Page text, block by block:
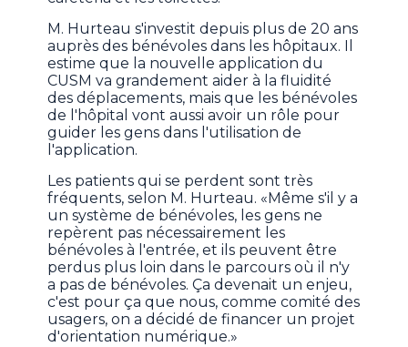
M. Hurteau s'investit depuis plus de 20 ans
auprès des bénévoles dans les hôpitaux. Il
estime que la nouvelle application du
CUSM va grandement aider à la fluidité
des déplacements, mais que les bénévoles
de l'hôpital vont aussi avoir un rôle pour
guider les gens dans l'utilisation de
l'application.
Les patients qui se perdent sont très
fréquents, selon M. Hurteau. «Même s'il y a
un système de bénévoles, les gens ne
repèrent pas nécessairement les
bénévoles à l'entrée, et ils peuvent être
perdus plus loin dans le parcours où il n'y
a pas de bénévoles. Ça devenait un enjeu,
c'est pour ça que nous, comme comité des
usagers, on a décidé de financer un projet
d'orientation numérique.»